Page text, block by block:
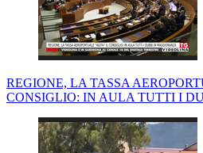
REGIONE, LA TASSA
CONSIGLIO: IN AULA TUTTI I